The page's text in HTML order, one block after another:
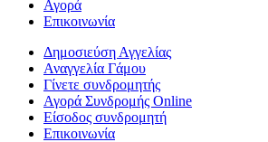
Αγορά
Επικοινωνία
Δημοσιεύση Αγγελίας
Αναγγελία Γάμου
Γίνετε συνδρομητής
Αγορά Συνδρομής Online
Είσοδος συνδρομητή
Επικοινωνία